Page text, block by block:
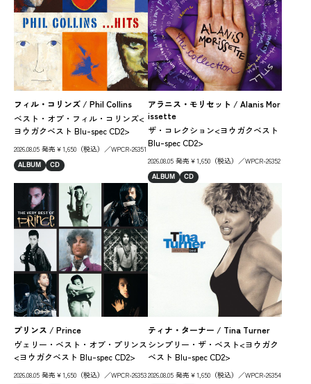
フィル・コリンズ / Phil Collins
ベスト・オブ・フィル・コリンズ<
ヨウガクベスト Blu-spec CD2>
2026.08.05 発売￥1,650（税込）／WPCR-26351
ALBUM CD
アラニス・モリセット / Alanis Mor
issette
ザ・コレクション<ヨウガクベスト
Blu-spec CD2>
2026.08.05 発売￥1,650（税込）／WPCR-26352
ALBUM CD
プリンス / Prince
ヴェリー・ベスト・オブ・プリンス
<ヨウガクベスト Blu-spec CD2>
2026.08.05 発売￥1,650（税込）／WPCR-26353
ティナ・ターナー / Tina Turner
シンプリー・ザ・ベスト<ヨウガク
ベスト Blu-spec CD2>
2026.08.05 発売￥1,650（税込）／WPCR-26354